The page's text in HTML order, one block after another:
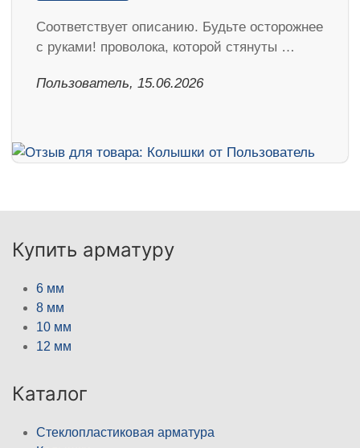
Соответствует описанию. Будьте осторожнее
с руками! проволока, которой стянуты …
Пользователь, 15.06.2026
Купить арматуру
6 мм
8 мм
10 мм
12 мм
Каталог
Стеклопластиковая арматура